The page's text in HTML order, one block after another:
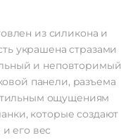
из силикона и
украшена стразами
и неповторимый
панели, разъема
ощущениям
которые создают
его вес